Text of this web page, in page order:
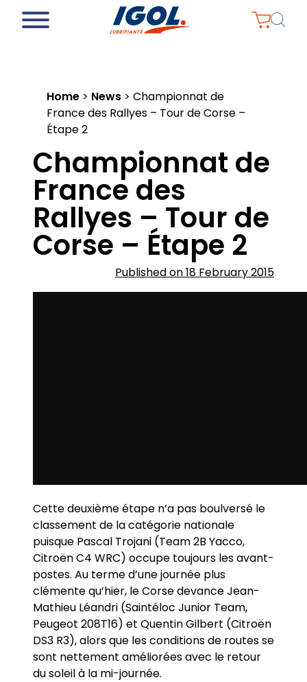
Home > News > Championnat de
France des Rallyes – Tour de Corse –
Étape 2
Championnat de
France des
Rallyes – Tour de
Corse – Étape 2
Published on 18 February 2015
Cette deuxième étape n’a pas boulversé le
classement de la catégorie nationale
puisque Pascal Trojani (Team 2B Yacco,
Citroën C4 WRC) occupe toujours les avant-
postes. Au terme d’une journée plus
clémente qu’hier, le Corse devance Jean-
Mathieu Léandri (Saintéloc Junior Team,
Peugeot 208T16) et Quentin Gilbert (Citroën
DS3 R3), alors que les conditions de routes se
sont nettement améliorées avec le retour
du soleil à la mi-journée.